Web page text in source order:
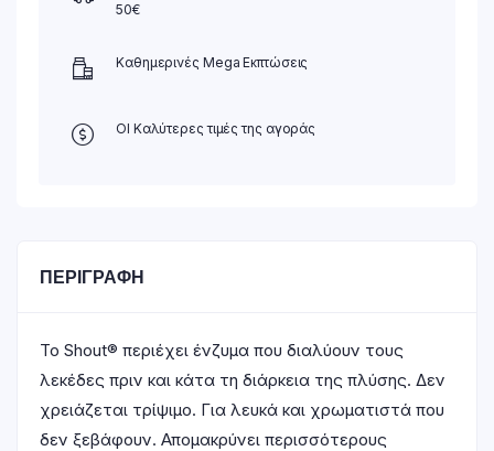
50€
Καθημερινές Mega Εκπτώσεις
ΟΙ Καλύτερες τιμές της αγοράς
ΠΕΡΙΓΡΑΦΉ
Το Shout® περιέχει ένζυμα που διαλύουν τους
λεκέδες πριν και κάτα τη διάρκεια της πλύσης. Δεν
χρειάζεται τρίψιμο. Για λευκά και χρωματιστά που
δεν ξεβάφουν. Απομακρύνει περισσότερους